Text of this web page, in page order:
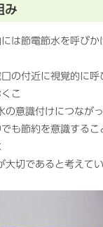
み
節電節水を呼びか
付近に視覚的に呼
こ
意識付けにつながっ
節約を意識するこ
切であると考えてい